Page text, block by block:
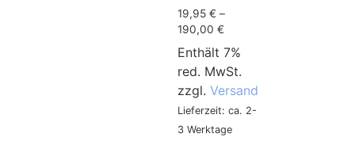
19,95 € –
190,00 €
Enthält 7%
red. MwSt.
zzgl. Versand
Lieferzeit: ca. 2-
3 Werktage